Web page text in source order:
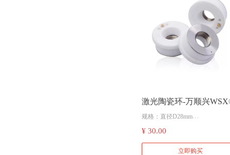
激光陶瓷环-万顺兴
规格：直径D28mm
¥ 30.00
立即购买